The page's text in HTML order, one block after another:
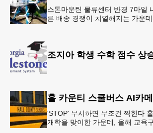
스톤마운틴 물류센터 반경 7마일
른 배송 경쟁이 치열해지는 가운
조지아 학생 수학 점수 상
홀 카운티 스쿨버스 AI카
'STOP' 무시하면 무조건 찍힌다
개학을 맞이한 가운데, 올해 교육